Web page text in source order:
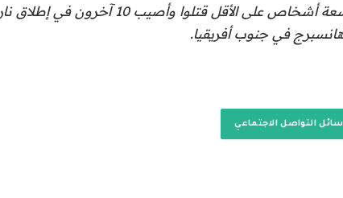
قالت الشرطة إن تسعة أشخاص على الأقل قتلوا
في جنوب أفريقيا.
التواصل الاجتماعي